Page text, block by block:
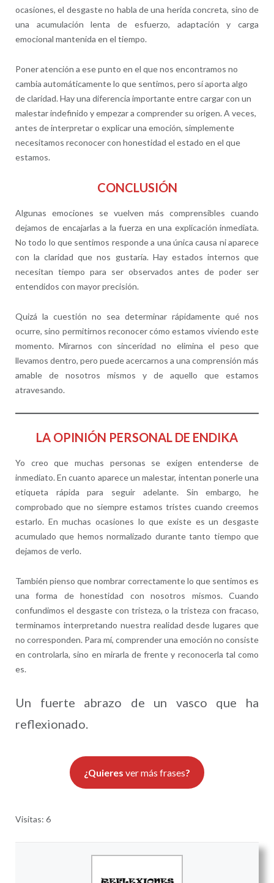
ocasiones, el desgaste no habla de una herida concreta, sino de
una acumulación lenta de esfuerzo, adaptación y carga
emocional mantenida en el tiempo.
Poner atención a ese punto en el que nos encontramos no
cambia automáticamente lo que sentimos, pero sí aporta algo
de claridad. Hay una diferencia importante entre cargar con un
malestar indefinido y empezar a comprender su origen. A veces,
antes de interpretar o explicar una emoción, simplemente
necesitamos reconocer con honestidad el estado en el que
estamos.
CONCLUSIÓN
Algunas emociones se vuelven más comprensibles cuando
dejamos de encajarlas a la fuerza en una explicación inmediata.
No todo lo que sentimos responde a una única causa ni aparece
con la claridad que nos gustaría. Hay estados internos que
necesitan tiempo para ser observados antes de poder ser
entendidos con mayor precisión.
Quizá la cuestión no sea determinar rápidamente qué nos
ocurre, sino permitirnos reconocer cómo estamos viviendo este
momento. Mirarnos con sinceridad no elimina el peso que
llevamos dentro, pero puede acercarnos a una comprensión más
amable de nosotros mismos y de aquello que estamos
atravesando.
LA OPINIÓN PERSONAL DE ENDIKA
Yo creo que muchas personas se exigen entenderse de
inmediato. En cuanto aparece un malestar, intentan ponerle una
etiqueta rápida para seguir adelante. Sin embargo, he
comprobado que no siempre estamos tristes cuando creemos
estarlo. En muchas ocasiones lo que existe es un desgaste
acumulado que hemos normalizado durante tanto tiempo que
dejamos de verlo.
También pienso que nombrar correctamente lo que sentimos es
una forma de honestidad con nosotros mismos. Cuando
confundimos el desgaste con tristeza, o la tristeza con fracaso,
terminamos interpretando nuestra realidad desde lugares que
no corresponden. Para mí, comprender una emoción no consiste
en controlarla, sino en mirarla de frente y reconocerla tal como
es.
Un fuerte abrazo de un vasco que ha
reflexionado.
¿Quieres ver más frases?
Visitas: 6